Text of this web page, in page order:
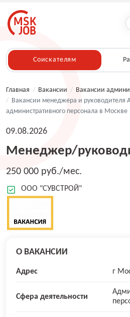
Соискателям
Главная / Вакансии / Вакансии
/ Вакансии менеджера и руководителя
административного персонала в Москве
Менеджер/
09.08.2026
250 000 руб./мес.
ООО "СУВСТРОЙ"
О ВАКАНСИИ
Адрес г
Сфера деятельности